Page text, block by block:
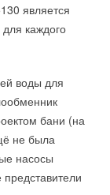
является
каждого
воды для
бани (на
не была
насосы